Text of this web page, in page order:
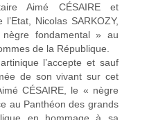
Aimé CÉSAIRE et
Nicolas SARKOZY,
fondamental » au
de la République.
l’accepte et sauf
de son vivant sur cet
CÉSAIRE, le « nègre
au Panthéon des grands